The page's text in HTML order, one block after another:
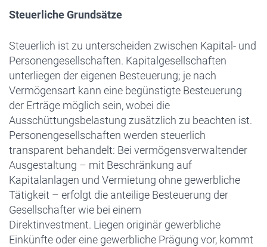
Steuerliche Grundsätze
Steuerlich ist zu unterscheiden zwischen Kapital- und
Personengesellschaften. Kapitalgesellschaften
unterliegen der eigenen Besteuerung; je nach
Vermögensart kann eine begünstigte Besteuerung
der Erträge möglich sein, wobei die
Ausschüttungsbelastung zusätzlich zu beachten ist.
Personengesellschaften werden steuerlich
transparent behandelt: Bei vermögensverwaltender
Ausgestaltung – mit Beschränkung auf
Kapitalanlagen und Vermietung ohne gewerbliche
Tätigkeit – erfolgt die anteilige Besteuerung der
Gesellschafter wie bei einem
Direktinvestment. Liegen originär gewerbliche
Einkünfte oder eine gewerbliche Prägung vor, kommt